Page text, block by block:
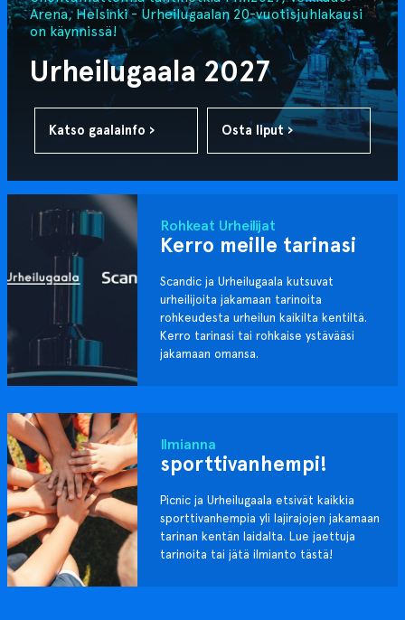
Arena, Helsinki - Urheilugaalan 20-vuotisjuhlakausi
on käynnissä!
Urheilugaala 2027
Katso gaalainfo › Osta liput ›
Rohkeat Urheilijat
Kerro meille tarinasi
Scandic ja Urheilugaala kutsuvat
urheilijoita jakamaan tarinoita
rohkeudesta urheilun kaikilta kentiltä.
Kerro tarinasi tai rohkaise ystävääsi
jakamaan omansa.
Ilmianna
sporttivanhempi!
Picnic ja Urheilugaala etsivät kaikkia
sporttivanhempia yli lajirajojen jakamaan
tarinan kentän laidalta. Lue jaettuja
tarinoita tai jätä ilmianto tästä!